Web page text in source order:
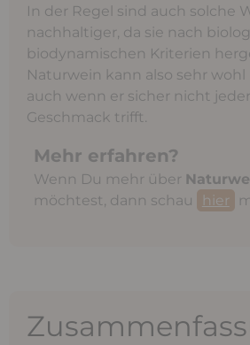
In der Regel sind auch solche
nachhaltiger, da sie nach
biodynamischen Kriterien
Naturwein kann also sehr
auch wenn er sicher nicht
Geschmack trifft.
Mehr erfahren?
Wenn Du mehr über
möchtest, dann schau
hier